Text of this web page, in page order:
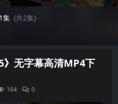
集 (共2集)
》无字幕高清MP4下
164 0